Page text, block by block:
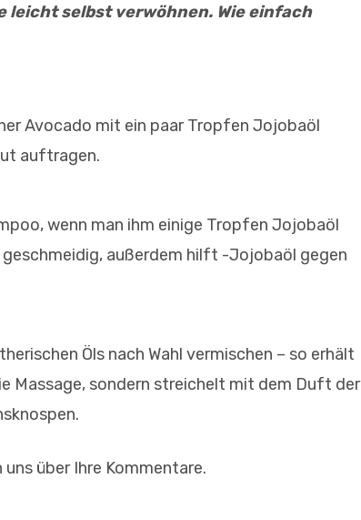
leicht selbst verwöhnen. Wie einfach
Avocado mit ein paar Tropfen Jojobaöl
auftragen.
wenn man ihm einige Tropfen Jojobaöl
außerdem hilft -Jojobaöl gegen
Öls nach Wahl vermischen – so erhält
Massage, sondern streichelt mit dem Duft der
über Ihre Kommentare.